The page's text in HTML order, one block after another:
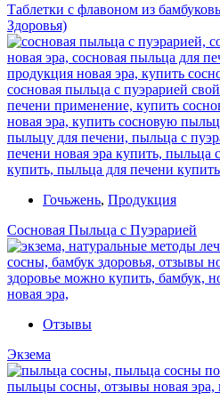
Таблетки с флавоном из
Здоровья)
Гочьжень, Продукция
Сосновая Пыльца с Пуэрарией
Отзывы
Экзема